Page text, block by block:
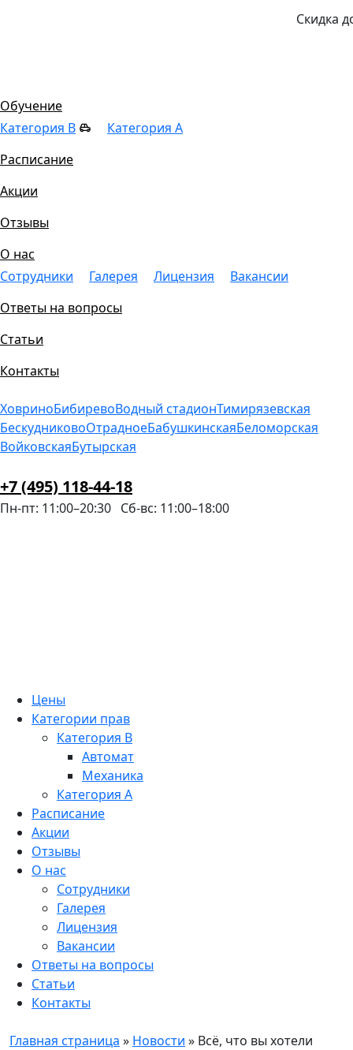
Обучение
Категория B
Категория A
Расписание
Акции
Отзывы
О нас
Сотрудники
Галерея Лицензия
Вакансии
Ответы на вопросы
Статьи
Контакты
ХовриноБибиревоВодный стадионТимирязевская
БескудниковоОтрадноеБабушкинскаяБеломорская
ВойковскаяБутырская
+7 (495) 118-44-18
Пн-пт: 11:00–20:30 Сб-вс: 11:00–18:00
Цены
Категории прав
Категория B
Автомат
Механика
Категория A
Расписание
Акции
Отзывы
О нас
Сотрудники
Галерея
Лицензия
Вакансии
Ответы на вопросы
Статьи
Контакты
Скидка
Главная страница » Новости » Всё, что вы хотели